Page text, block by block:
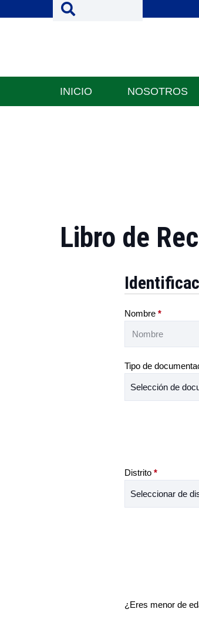
INICIO NOSOTROS
Libro de
Nombre *
Tipo de
Distrito *
¿Eres menor de